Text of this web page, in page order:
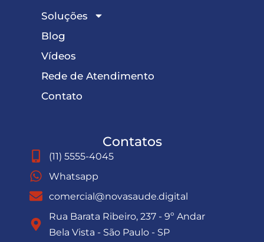
Soluções
Blog
Vídeos
Rede de Atendimento
Contato
Contatos
(11) 5555-4045
Whatsapp
comercial@novasaude.digital
Rua Barata Ribeiro, 237 - 9º Andar
Bela Vista - São Paulo - SP